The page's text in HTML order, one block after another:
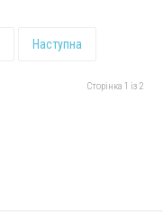
Наступна
Сторінка 1 із 2